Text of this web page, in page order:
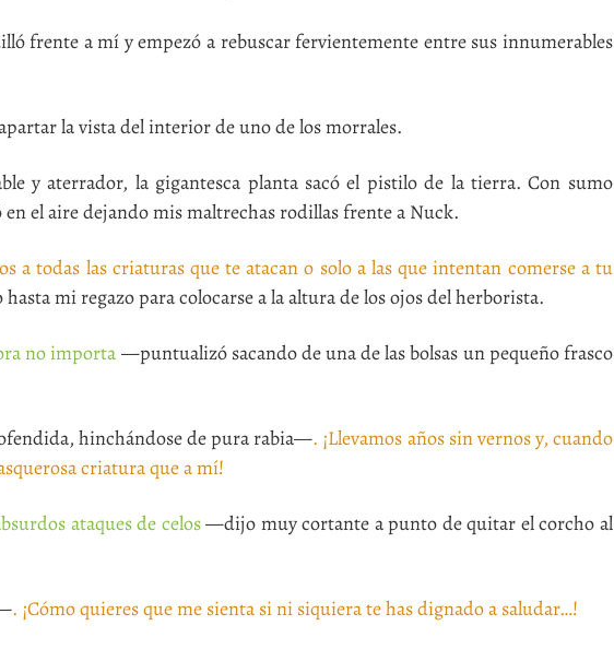
frente a mí y empezó a rebuscar fervientemente entre sus innumerables
la vista del interior de uno de los morrales.
aterrador, la gigantesca planta sacó el pistilo de la tierra. Con sumo
el aire dejando mis maltrechas rodillas frente a Nuck.
a todas las criaturas que te atacan o solo a las que intentan comerse a tu
mi regazo para colocarse a la altura de los ojos del herborista.
no importa —puntualizó sacando de una de las bolsas un pequeño frasco
hinchándose de pura rabia—. ¡Llevamos años sin vernos y, cuando
criatura que a mí!
ataques de celos—dijo muy cortante a punto de quitar el corcho al
. ¡Cómo quieres que me sienta si ni siquiera te has dignado a saludar…!